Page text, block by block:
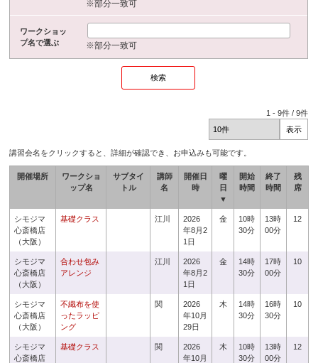
※部分一致可
ワークショッ
プ名で選ぶ
※部分一致可
1 -9件 /9件
講習会名をクリックすると、詳細が確認でき、お申込みも可能です。
開催場所
ワークショ
ップ名
サブタイ
トル
講師
名
開催日
時
曜
日
▼
開始
時間
終了
時間
残
席
シモジマ
心斎橋店
（大阪）
基礎クラス 江川
2026
年8月2
1日
金
10時
30分
13時
00分
12
シモジマ
心斎橋店
（大阪）
合わせ包み
アレンジ
江川
2026
年8月2
1日
金
14時
30分
17時
00分
10
シモジマ
心斎橋店
（大阪）
不織布を使
ったラッピ
ング
関
2026
年10月
29日
木
14時
30分
16時
30分
10
シモジマ
心斎橋店
基礎クラス 関
2026
年10月
木
10時
30分
13時
00分
12